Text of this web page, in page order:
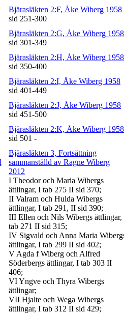
Bjärasläkten 2:F, Åke Wiberg 1958
sid 251-300
Bjärasläkten 2:G, Åke Wiberg 1958
sid 301-349
Bjärasläkten 2:H, Åke Wiberg 1958
sid 350-400
Bjärasläkten 2:I, Åke Wiberg 1958
sid 401-449
Bjärasläkten 2:J, Åke Wiberg 1958
sid 451-500
Bjärasläkten 2:K, Åke Wiberg 1958
sid 501 -
Bjärasläkten 3, Fortsättning
sammanställd av Ragne Wiberg
2012
I Theodor och Maria Wibergs
ättlingar, I tab 275 II sid 370;
II Valram och Hulda Wibergs
ättlingar, I tab 291, II sid 390;
III Ellen och Nils Wibergs ättlingar,
tab 271 II sid 315;
IV Sigvald och Anna Maria
ättlingar, I tab 299 II sid 402;
V Agda f Wiberg och Alfred
Söderbergs ättlingar, I tab 303 II
406;
VI Yngve och Thyra Wibergs
ättlingar;
VII Hjalte och Wega Wibergs
ättlingar, I tab 312 II sid 429;